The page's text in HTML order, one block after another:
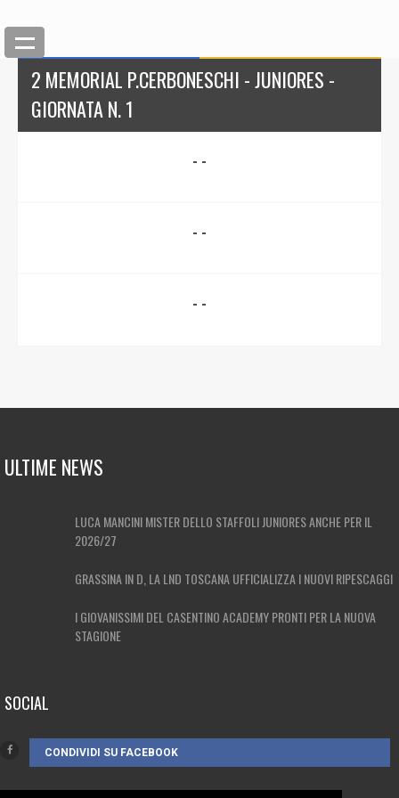
2 MEMORIAL P.CERBONESCHI - JUNIORES -
GIORNATA N. 1
- -
- -
- -
ULTIME NEWS
LUCA MANCINI MISTER DELLO STAFFOLI JUNIORES ANCHE PER IL
2026/27
GRASSINA IN D, LA LND TOSCANA UFFICIALIZZA I NUOVI RIPESCAGGI
I GIOVANISSIMI DEL CASENTINO ACADEMY PRONTI PER LA NUOVA
STAGIONE
SOCIAL
CONDIVIDI SU FACEBOOK